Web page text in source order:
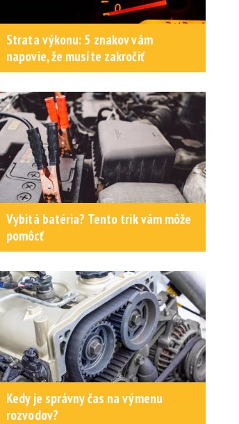
Strata výkonu: 5 znakov vám
napovie, že musíte zakročiť
Vybitá batéria? Tento trik vám môže
pomôcť
Kedy je správny čas na výmenu
rozvodov?